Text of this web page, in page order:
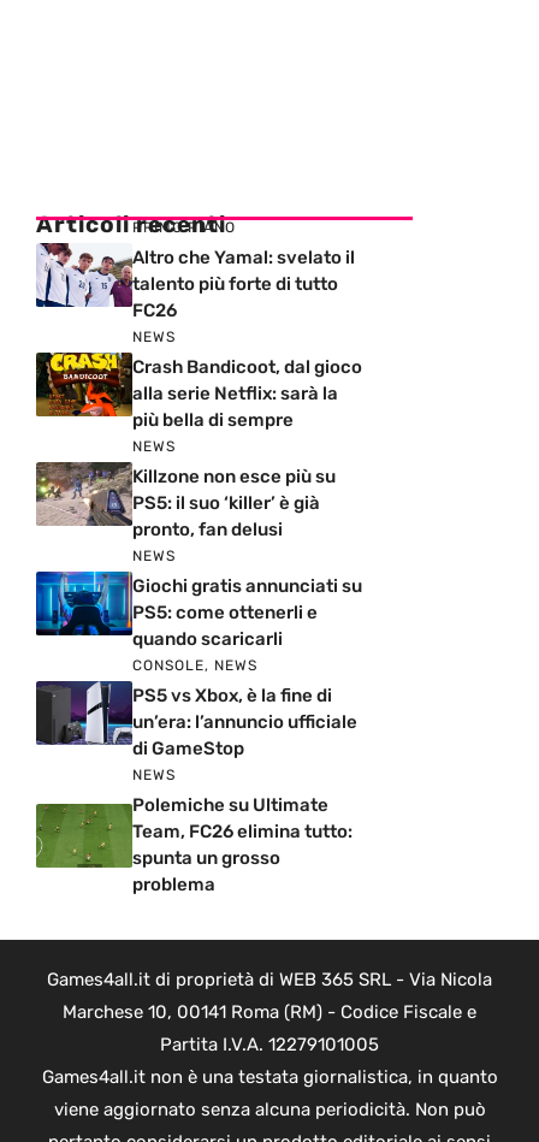
Articoli recenti
PRIMO PIANO
Altro che Yamal: svelato il
talento più forte di tutto
FC26
NEWS
Crash Bandicoot, dal gioco
alla serie Netflix: sarà la
più bella di sempre
NEWS
Killzone non esce più su
PS5: il suo ‘killer’ è già
pronto, fan delusi
NEWS
Giochi gratis annunciati su
PS5: come ottenerli e
quando scaricarli
CONSOLE, NEWS
PS5 vs Xbox, è la fine di
un’era: l’annuncio ufficiale
di GameStop
NEWS
Polemiche su Ultimate
Team, FC26 elimina tutto:
spunta un grosso
problema
Games4all.it di proprietà di WEB 365 SRL - Via Nicola
Marchese 10, 00141 Roma (RM) - Codice Fiscale e
Partita I.V.A. 12279101005
Games4all.it non è una testata giornalistica, in quanto
viene aggiornato senza alcuna periodicità. Non può